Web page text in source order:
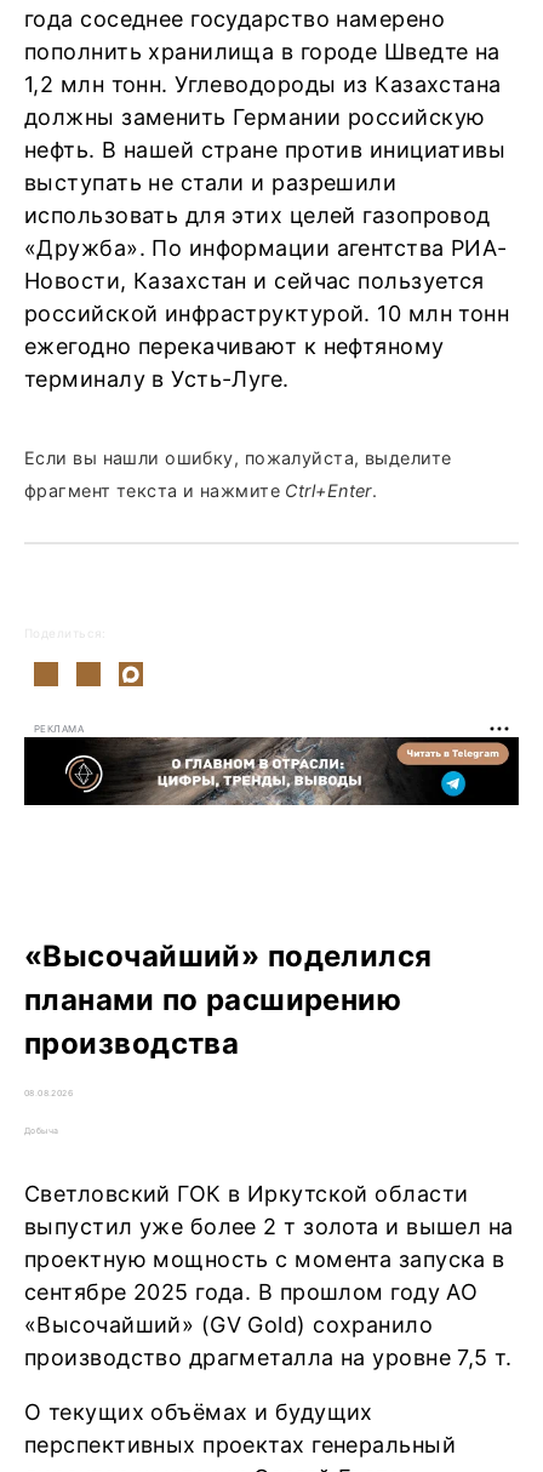
года соседнее государство намерено
пополнить хранилища в городе Шведте на
1,2 млн тонн. Углеводороды из Казахстана
должны заменить Германии российскую
нефть. В нашей стране против инициативы
выступать не стали и разрешили
использовать для этих целей газопровод
«Дружба». По информации агентства РИА-
Новости, Казахстан и сейчас пользуется
российской инфраструктурой. 10 млн тонн
ежегодно перекачивают к нефтяному
терминалу в Усть-Луге.
Если вы нашли ошибку, пожалуйста, выделите
фрагмент текста и нажмите Ctrl+Enter.
Поделиться:
РЕКЛАМА
«Высочайший» поделился
планами по расширению
производства
08.08.2026
Добыча
Светловский ГОК в Иркутской области
выпустил уже более 2 т золота и вышел на
проектную мощность с момента запуска в
сентябре 2025 года. В прошлом году АО
«Высочайший» (GV Gold) сохранило
производство драгметалла на уровне 7,5 т.
О текущих объёмах и будущих
перспективных проектах генеральный